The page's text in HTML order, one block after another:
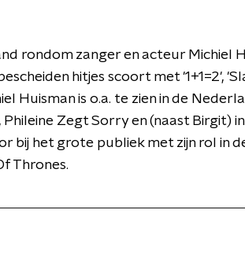
rondom zanger en acteur Michiel
hitjes scoort met '1+1=2',
Huisman is o.a. te zien in de
Zegt Sorry en (naast Birgit)
bij het grote publiek met zijn rol in
Thrones.